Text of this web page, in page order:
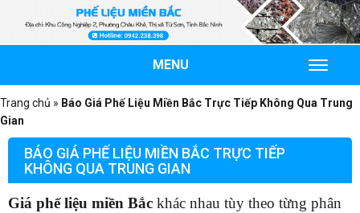
MENU
Trang chủ » Báo Giá Phế Liệu Miền Bắc Trực Tiếp Không Qua Trung
Gian
BÁO GIÁ PHẾ LIỆU MIỀN BẮC TRỰC TIẾP
KHÔNG QUA TRUNG GIAN
Giá phế liệu miền Bắc khác nhau tùy theo từng phân